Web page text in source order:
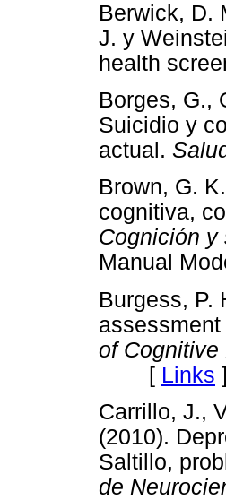
Berwick, D.
J. y
health
Borges, G.,
Suicidio y
actual.
Brown, G.
cognitiva,
Cognición y
Manual
Burgess, P.
of Cognitive
[ Links ]
Carrillo, J.,
(2010).
Saltillo,
de